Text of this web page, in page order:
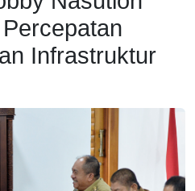
Infrastruktur